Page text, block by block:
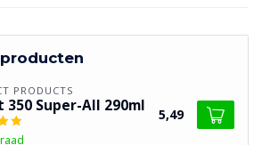
PRODUCTS
350 Super-All 290ml 5,49